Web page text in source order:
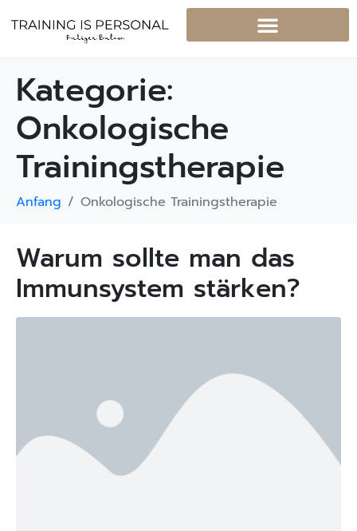
Kategorie:
Onkologische
Trainingstherapie
Anfang Onkologische Trainingstherapie
Warum sollte man das
Immunsystem stärken?